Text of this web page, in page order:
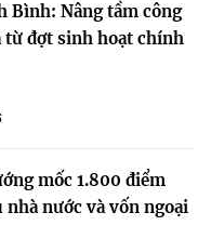
Bình: Nâng tầm công
từ đợt sinh hoạt chính
mốc 1.800 điểm
nhà nước và vốn ngoại